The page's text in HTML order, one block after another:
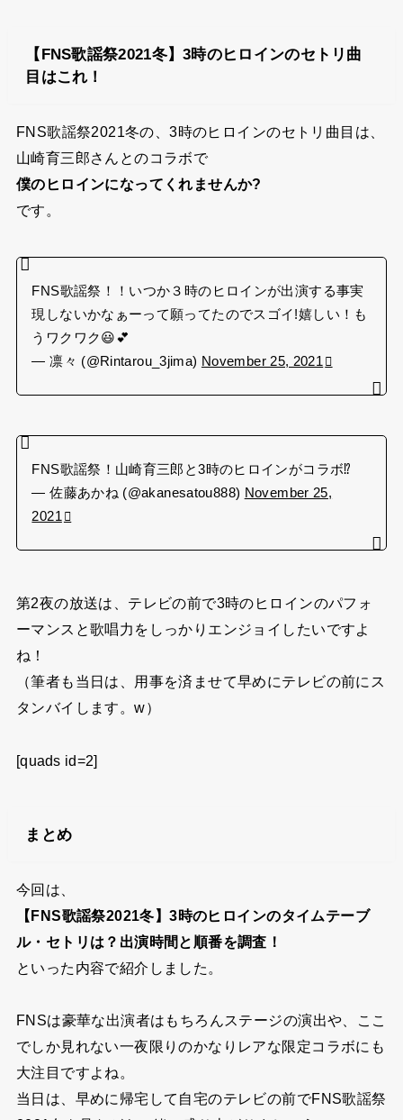
【FNS歌謡祭2021冬】3時のヒロインのセトリ曲
目はこれ！
FNS歌謡祭2021冬の、3時のヒロインのセトリ曲目は、
山崎育三郎さんとのコラボで
僕のヒロインになってくれませんか?
です。
FNS歌謡祭！！いつか３時のヒロインが出演する事実
現しないかなぁーって願ってたのでスゴイ!嬉しい！も
うワクワク😃💕
— 凛々 (@Rintarou_3jima) November 25, 2021
FNS歌謡祭！山崎育三郎と3時のヒロインがコラボ⁉️
— 佐藤あかね (@akanesatou888) November 25,
2021
第2夜の放送は、テレビの前で3時のヒロインのパフォ
ーマンスと歌唱力をしっかりエンジョイしたいですよ
ね！
（筆者も当日は、用事を済ませて早めにテレビの前にス
タンバイします。w）
[quads id=2]
まとめ
今回は、
【FNS歌謡祭2021冬】3時のヒロインのタイムテーブ
ル・セトリは？出演時間と順番を調査！
といった内容で紹介しました。
FNSは豪華な出演者はもちろんステージの演出や、ここ
でしか見れない一夜限りのかなりレアな限定コラボにも
大注目ですよね。
当日は、早めに帰宅して自宅のテレビの前でFNS歌謡祭